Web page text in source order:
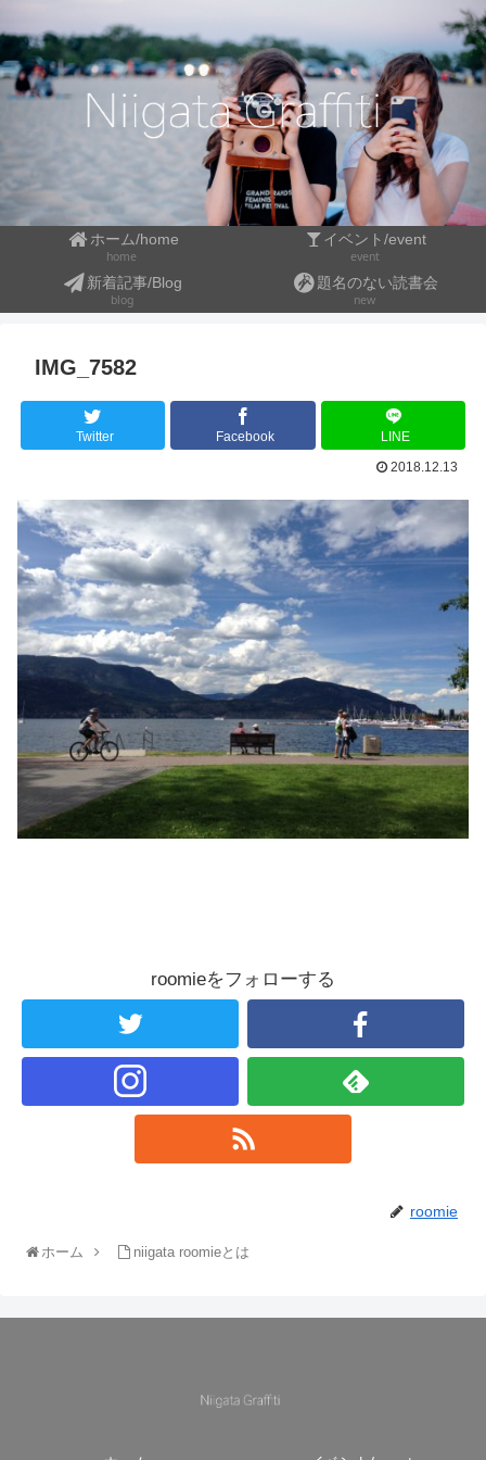
ホーム/home
home
イベント/event
event
新着記事/Blog
blog
題名のない読書会
new
IMG_7582
Twitter Facebook
LINE
2018.12.13
roomieをフォローする
roomie
ホーム niigata roomieとは